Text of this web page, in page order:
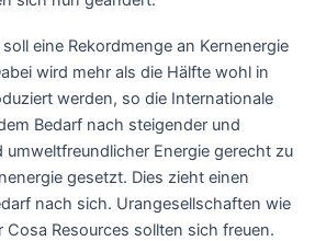
eine Rekordmenge an Kernenergie
wird mehr als die Hälfte wohl in
werden, so die Internationale
Bedarf nach steigender und
umweltfreundlicher Energie gerecht zu
gesetzt. Dies zieht einen
nach sich. Urangesellschaften wie
Cosa Resources sollten sich freuen.